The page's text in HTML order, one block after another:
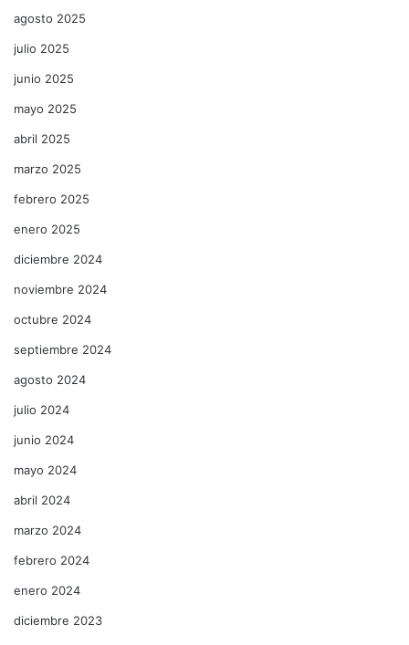
agosto 2025
julio 2025
junio 2025
mayo 2025
abril 2025
marzo 2025
febrero 2025
enero 2025
diciembre 2024
noviembre 2024
octubre 2024
septiembre 2024
agosto 2024
julio 2024
junio 2024
mayo 2024
abril 2024
marzo 2024
febrero 2024
enero 2024
diciembre 2023